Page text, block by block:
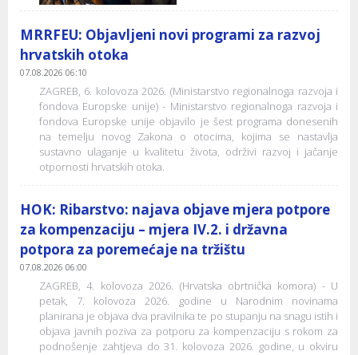
MRRFEU: Objavljeni novi programi za razvoj
hrvatskih otoka
07.08.2026 06:10
ZAGREB, 6. kolovoza 2026. (Ministarstvo regionalnoga razvoja i
fondova Europske unije) - Ministarstvo regionalnoga razvoja i
fondova Europske unije objavilo je šest programa donesenih
na temelju novog Zakona o otocima, kojima se nastavlja
sustavno ulaganje u kvalitetu života, održivi razvoj i jačanje
otpornosti hrvatskih otoka.
HOK: Ribarstvo: najava objave mjera potpore
za kompenzaciju – mjera IV.2. i državna
potpora za poremećaje na tržištu
07.08.2026 06:00
ZAGREB, 4. kolovoza 2026. (Hrvatska obrtnička komora) - U
petak, 7. kolovoza 2026. godine u Narodnim novinama
planirana je objava dva pravilnika te po stupanju na snagu istih i
objava javnih poziva za potporu za kompenzaciju s rokom za
podnošenje zahtjeva do 31. kolovoza 2026. godine, u okviru